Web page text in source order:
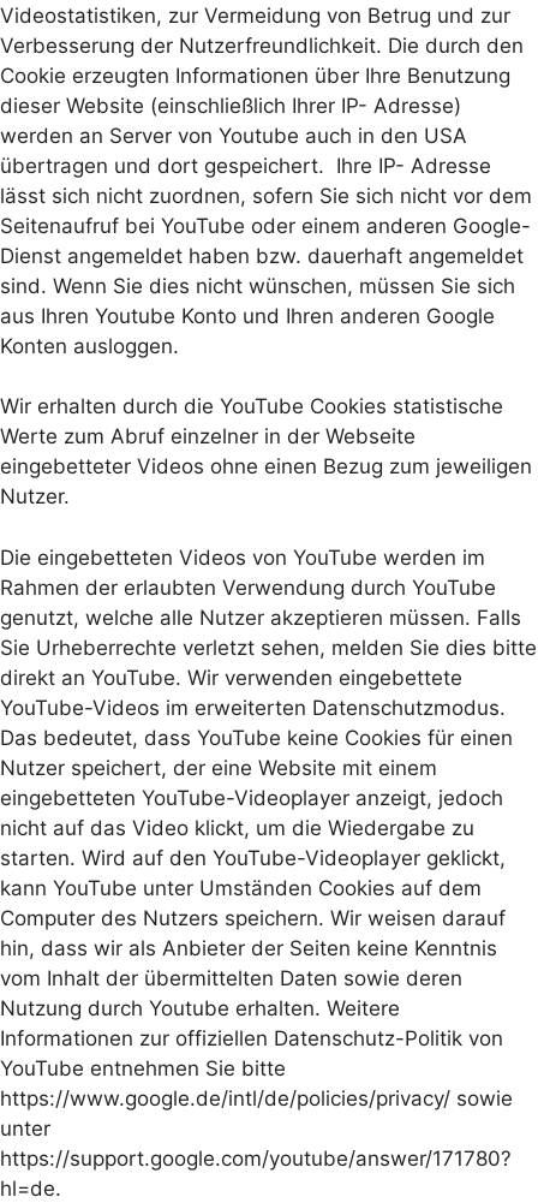
Videostatistiken, zur Vermeidung von Betrug und zur
Verbesserung der Nutzerfreundlichkeit. Die durch den
Cookie erzeugten Informationen über Ihre Benutzung
dieser Website (einschließlich Ihrer IP- Adresse)
werden an Server von Youtube auch in den USA
übertragen und dort gespeichert. Ihre IP- Adresse
lässt sich nicht zuordnen, sofern Sie sich nicht vor dem
Seitenaufruf bei YouTube oder einem anderen Google-
Dienst angemeldet haben bzw. dauerhaft angemeldet
sind. Wenn Sie dies nicht wünschen, müssen Sie sich
aus Ihren Youtube Konto und Ihren anderen Google
Konten ausloggen.
Wir erhalten durch die YouTube Cookies statistische
Werte zum Abruf einzelner in der Webseite
eingebetteter Videos ohne einen Bezug zum jeweiligen
Nutzer.
Die eingebetteten Videos von YouTube werden im
Rahmen der erlaubten Verwendung durch YouTube
genutzt, welche alle Nutzer akzeptieren müssen. Falls
Sie Urheberrechte verletzt sehen, melden Sie dies bitte
direkt an YouTube. Wir verwenden eingebettete
YouTube-Videos im erweiterten Datenschutzmodus.
Das bedeutet, dass YouTube keine Cookies für einen
Nutzer speichert, der eine Website mit einem
eingebetteten YouTube-Videoplayer anzeigt, jedoch
nicht auf das Video klickt, um die Wiedergabe zu
starten. Wird auf den YouTube-Videoplayer geklickt,
kann YouTube unter Umständen Cookies auf dem
Computer des Nutzers speichern. Wir weisen darauf
hin, dass wir als Anbieter der Seiten keine Kenntnis
vom Inhalt der übermittelten Daten sowie deren
Nutzung durch Youtube erhalten. Weitere
Informationen zur offiziellen Datenschutz-Politik von
YouTube entnehmen Sie bitte
https://www.google.de/intl/de/policies/privacy/ sowie
unter
https://support.google.com/youtube/answer/171780?
hl=de.